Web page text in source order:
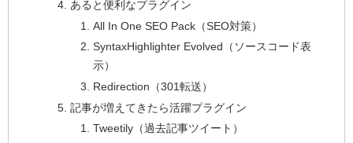
あると便利なプラグイン
All In One SEO Pack（SEO対策）
SyntaxHighlighter Evolved（ソースコード表
示）
Redirection（301転送）
記事が増えてきたら活躍プラグイン
Tweetily（過去記事ツイート）